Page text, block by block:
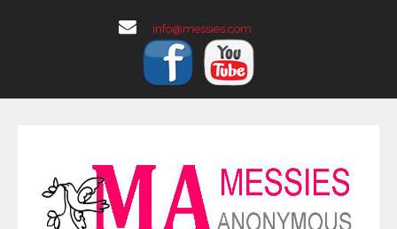
info@messies.com